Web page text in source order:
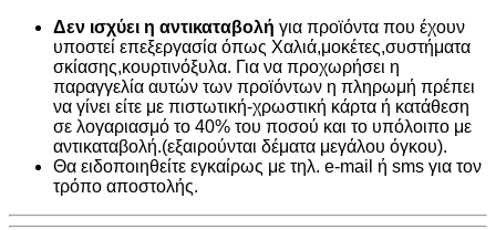
Δεν ισχύει η αντικαταβολή για προϊόντα που έχουν
υποστεί επεξεργασία όπως Χαλιά,μοκέτες,συστήματα
σκίασης,κουρτινόξυλα. Για να προχωρήσει η
παραγγελία αυτών των προϊόντων η πληρωμή πρέπει
να γίνει είτε με πιστωτική-χρωστική κάρτα ή κατάθεση
σε λογαριασμό το 40% του ποσού και το υπόλοιπο με
αντικαταβολή.(εξαιρούνται δέματα μεγάλου όγκου).
Θα ειδοποιηθείτε εγκαίρως με τηλ. e-mail ή sms για τον
τρόπο αποστολής.